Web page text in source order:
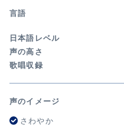
言語
日本語レベル
声の高さ
歌唱収録
声のイメージ
さわやか